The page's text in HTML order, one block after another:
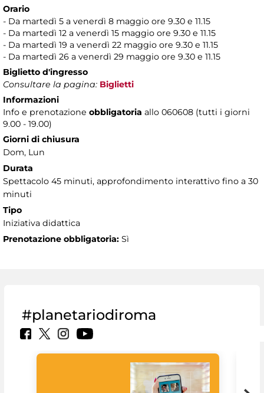
Orario
- Da martedì 5 a venerdì 8 maggio ore 9.30 e 11.15
- Da martedì 12 a venerdì 15 maggio ore 9.30 e 11.15
- Da martedì 19 a venerdì 22 maggio ore 9.30 e 11.15
- Da martedì 26 a venerdì 29 maggio ore 9.30 e 11.15
Biglietto d'ingresso
Consultare la pagina: Biglietti
Informazioni
Info e prenotazione obbligatoria allo 060608 (tutti i giorni
9.00 - 19.00)
Giorni di chiusura
Dom, Lun
Durata
Spettacolo 45 minuti, approfondimento interattivo fino a 30
minuti
Tipo
Iniziativa didattica
Prenotazione obbligatoria: Sì
#planetariodiroma